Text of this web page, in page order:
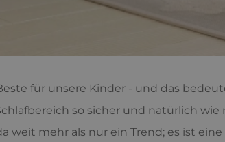
für unsere Kinder - und das
so sicher und natürlich
weit mehr als nur ein Trend; es ist